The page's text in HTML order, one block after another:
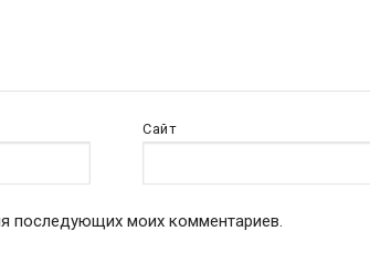
Сайт
последующих моих комментариев.